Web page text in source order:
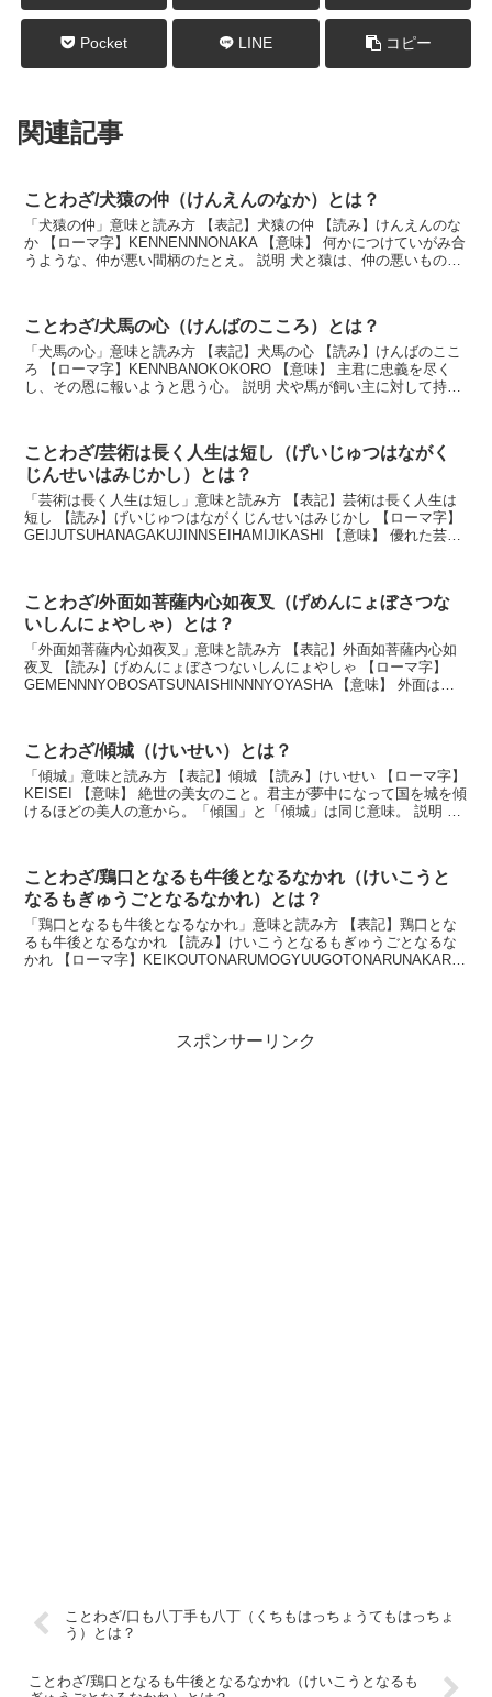
Pocket LINE コピー
関連記事
ことわざ/犬猿の仲（けんえんのなか）とは？
「犬猿の仲」意味と読み方 【表記】犬猿の仲 【読み】けんえんのな
か 【ローマ字】KENNENNNONAKA 【意味】 何かにつけていがみ合
うような、仲が悪い間柄のたとえ。 説明 犬と猿は、仲の悪いものの
ことわざ/犬馬の心（けんばのこころ）とは？
「犬馬の心」意味と読み方 【表記】犬馬の心 【読み】けんばのここ
ろ 【ローマ字】KENNBANOKOKORO 【意味】 主君に忠義を尽く
し、その恩に報いようと思う心。 説明 犬や馬が飼い主に対して持っ
ことわざ/芸術は長く人生は短し（げいじゅつはながく
じんせいはみじかし）とは？
「芸術は長く人生は短し」意味と読み方 【表記】芸術は長く人生は
短し 【読み】げいじゅつはながくじんせいはみじかし 【ローマ字】
GEIJUTSUHANAGAKUJINNSEIHAMIJIKASHI 【意味】 優れた芸術
ことわざ/外面如菩薩内心如夜叉（げめんにょぼさつな
いしんにょやしゃ）とは？
「外面如菩薩内心如夜叉」意味と読み方 【表記】外面如菩薩内心如
夜叉 【読み】げめんにょぼさつないしんにょやしゃ 【ローマ字】
GEMENNNYOBOSATSUNAISHINNNYOYASHA 【意味】 外面は菩
ことわざ/傾城（けいせい）とは？
「傾城」意味と読み方 【表記】傾城 【読み】けいせい 【ローマ字】
KEISEI 【意味】 絶世の美女のこと。君主が夢中になって国を城を傾
けるほどの美人の意から。「傾国」と「傾城」は同じ意味。 説明 古
ことわざ/鶏口となるも牛後となるなかれ（けいこうと
なるもぎゅうごとなるなかれ）とは？
「鶏口となるも牛後となるなかれ」意味と読み方 【表記】鶏口とな
るも牛後となるなかれ 【読み】けいこうとなるもぎゅうごとなるな
かれ 【ローマ字】KEIKOUTONARUMOGYUUGOTONARUNAKARE
スポンサーリンク
ことわざ/口も八丁手も八丁（くちもはっちょうてもはっちょ
う）とは？
ことわざ/鶏口となるも牛後となるなかれ（けいこうとなるも